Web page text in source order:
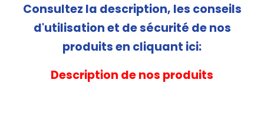
Consultez la description, les conseils
d'utilisation et de sécurité de nos
produits en cliquant ici:
Description de nos produits